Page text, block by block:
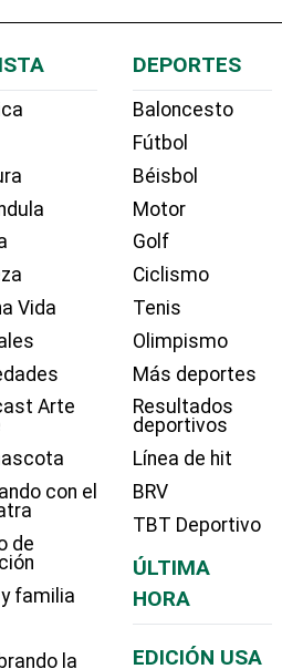
Vida
Arte
con el
de
familia
la
DEPORTES
Baloncesto
Fútbol
Béisbol
Motor
Golf
Ciclismo
Tenis
Olimpismo
Más deportes
Resultados
deportivos
Línea de hit
BRV
TBT Deportivo
ÚLTIMA
HORA
EDICIÓN USA